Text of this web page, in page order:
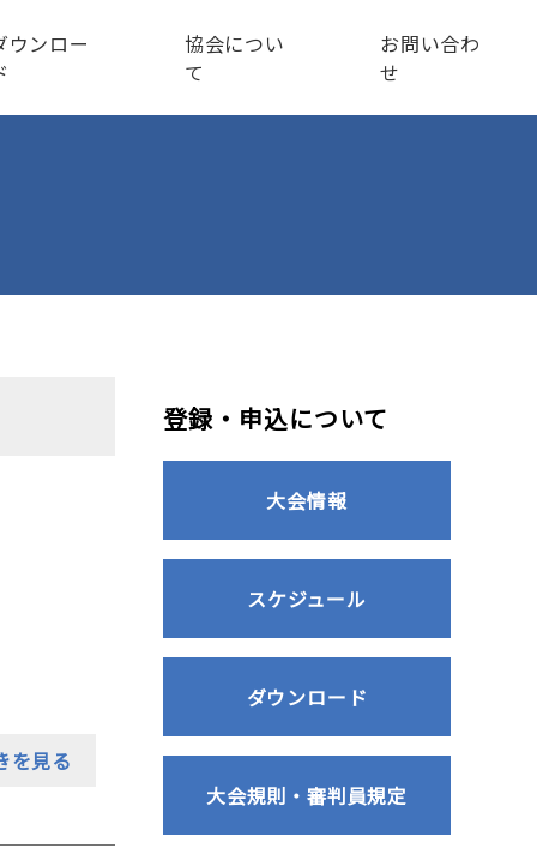
ウンロー
協会につい
て
お問い合わ
せ
を見る
登録・申込について
大会情報
スケジュール
ダウンロード
大会規則・審判員規定